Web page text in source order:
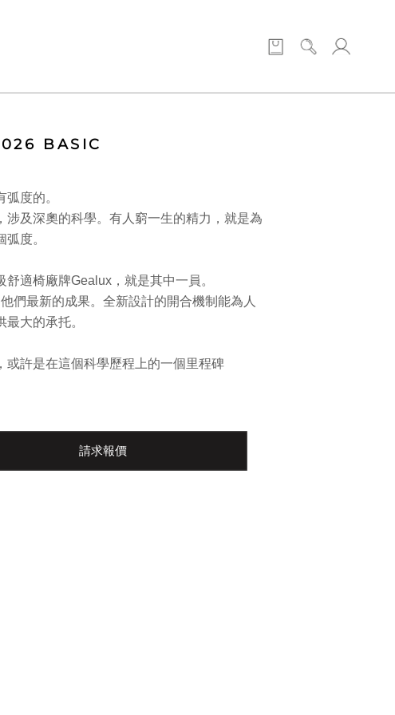
BASIC
弧度的。
涉及深奧的科學。有人窮一生的精力，就是為
度。
舒適椅廠牌Gealux，就是其中一員。
們最新的成果。全新設計的開合機制能為人
最大的承托。
或許是在這個科學歷程上的一個里程碑